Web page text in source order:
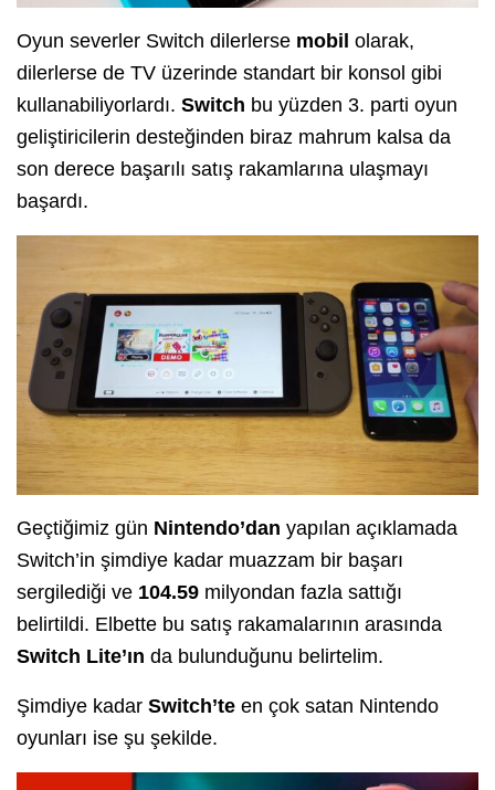
Oyun severler Switch dilerlerse mobil olarak,
dilerlerse de TV üzerinde standart bir konsol gibi
kullanabiliyorlardı. Switch bu yüzden 3. parti oyun
geliştiricilerin desteğinden biraz mahrum kalsa da
son derece başarılı satış rakamlarına ulaşmayı
başardı.
Geçtiğimiz gün Nintendo’dan yapılan açıklamada
Switch’in şimdiye kadar muazzam bir başarı
sergilediği ve 104.59 milyondan fazla sattığı
belirtildi. Elbette bu satış rakamalarının arasında
Switch Lite’ın da bulunduğunu belirtelim.
Şimdiye kadar Switch’te en çok satan Nintendo
oyunları ise şu şekilde.